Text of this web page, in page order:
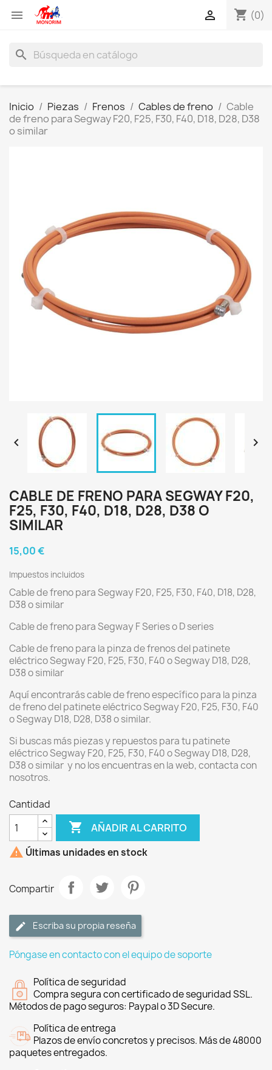
 shopping_cart (0)

search
Inicio Piezas Frenos Cables de freno
Cable
de freno para Segway F20, F25, F30, F40, D18, D28, D38
o similar
 
CABLE DE FRENO PARA SEGWAY F20,
F25, F30, F40, D18, D28, D38 O
SIMILAR
15,00 €
Impuestos incluidos
Cable de freno para Segway F20, F25, F30, F40, D18, D28,
D38 o similar
Cable de freno para Segway F Series o D series
Cable de freno para la pinza de frenos del patinete
eléctrico Segway F20, F25, F30, F40 o Segway D18, D28,
D38 o similar
Aquí encontrarás cable de freno específico para la pinza
de freno del patinete eléctrico Segway F20, F25, F30, F40
o Segway D18, D28, D38 o similar.
Si buscas más piezas y repuestos para tu patinete
eléctrico Segway F20, F25, F30, F40 o Segway D18, D28,
D38 o similar y no los encuentras en la web, contacta con
nosotros.
Cantidad
 AÑADIR AL CARRITO
 Últimas unidades en stock
Compartir
Escriba su propia reseña
Póngase en contacto con el equipo de soporte
Política de seguridad
Compra segura con certificado de seguridad SSL.
Métodos de pago seguros: Paypal o 3D Secure.
Política de entrega
Plazos de envío concretos y precisos. Más de 48000
paquetes entregados.